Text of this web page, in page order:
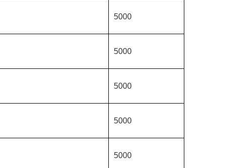
5000
5000
5000
5000
5000